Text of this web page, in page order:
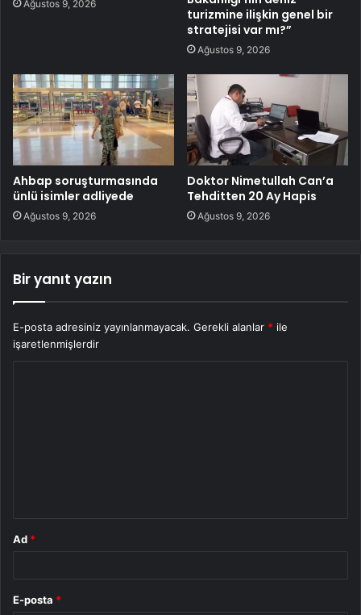
Ağustos 9, 2026
turizmine ilişkin genel bir
stratejisi var mı?”
Ağustos 9, 2026
Ahbap soruşturmasında
ünlü isimler adliyede
Ağustos 9, 2026
Doktor Nimetullah Can’a
Tehditten 20 Ay Hapis
Ağustos 9, 2026
Bir yanıt yazın
E-posta adresiniz yayınlanmayacak. Gerekli alanlar * ile
işaretlenmişlerdir
Ad *
E-posta *